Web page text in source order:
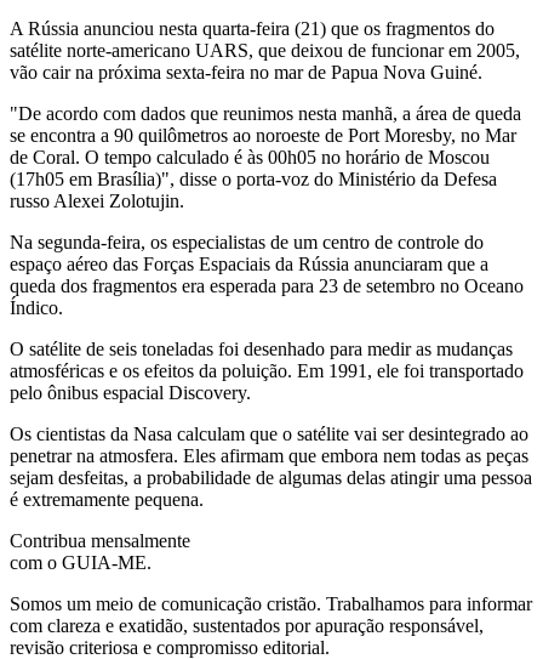
A Rússia anunciou nesta quarta-feira (21) que os fragmentos do
satélite norte-americano UARS, que deixou de funcionar em 2005,
vão cair na próxima sexta-feira no mar de Papua Nova Guiné.
"De acordo com dados que reunimos nesta manhã, a área de queda
se encontra a 90 quilômetros ao noroeste de Port Moresby, no Mar
de Coral. O tempo calculado é às 00h05 no horário de Moscou
(17h05 em Brasília)", disse o porta-voz do Ministério da Defesa
russo Alexei Zolotujin.
Na segunda-feira, os especialistas de um centro de controle do
espaço aéreo das Forças Espaciais da Rússia anunciaram que a
queda dos fragmentos era esperada para 23 de setembro no Oceano
Índico.
O satélite de seis toneladas foi desenhado para medir as mudanças
atmosféricas e os efeitos da poluição. Em 1991, ele foi transportado
pelo ônibus espacial Discovery.
Os cientistas da Nasa calculam que o satélite vai ser desintegrado ao
penetrar na atmosfera. Eles afirmam que embora nem todas as peças
sejam desfeitas, a probabilidade de algumas delas atingir uma pessoa
é extremamente pequena.
Contribua mensalmente
com o GUIA-ME.
Somos um meio de comunicação cristão. Trabalhamos para informar
com clareza e exatidão, sustentados por apuração responsável,
revisão criteriosa e compromisso editorial.